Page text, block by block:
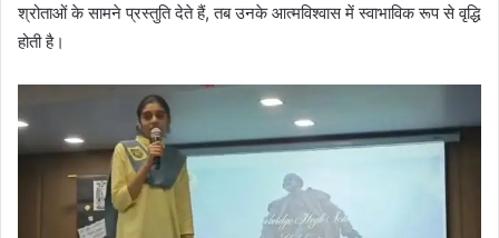
श्रोताओं के सामने प्रस्तुति देते हैं, तब उनके आत्मविश्वास में स्वाभाविक रूप से वृद्धि
होती है।